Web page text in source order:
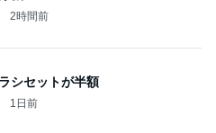
2時間前
シセットが半額
1日前